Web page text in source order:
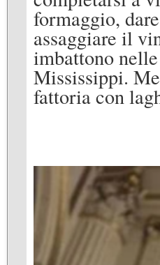
formaggio,
assaggiare il
imbattono
Mississippi.
fattoria con